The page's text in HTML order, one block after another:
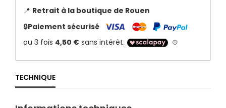
📍 Retrait à la boutique de Rouen
🔒Paiement sécurisé
TECHNIQUE